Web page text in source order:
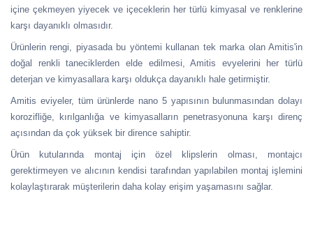
içine çekmeyen yiyecek ve içeceklerin her türlü kimyasal ve renklerine
karşı dayanıklı olmasıdır.
Ürünlerin rengi, piyasada bu yöntemi kullanan tek marka olan Amitis'in
doğal renkli taneciklerden elde edilmesi, Amitis evyelerini her türlü
deterjan ve kimyasallara karşı oldukça dayanıklı hale getirmiştir.
Amitis eviyeler, tüm ürünlerde nano 5 yapısının bulunmasından dolayı
korozifliğe, kırılganlığa ve kimyasalların penetrasyonuna karşı direnç
açısından da çok yüksek bir dirence sahiptir.
Ürün kutularında montaj için özel klipslerin olması, montajcı
gerektirmeyen ve alıcının kendisi tarafından yapılabilen montaj işlemini
kolaylaştırarak müşterilerin daha kolay erişim yaşamasını sağlar.